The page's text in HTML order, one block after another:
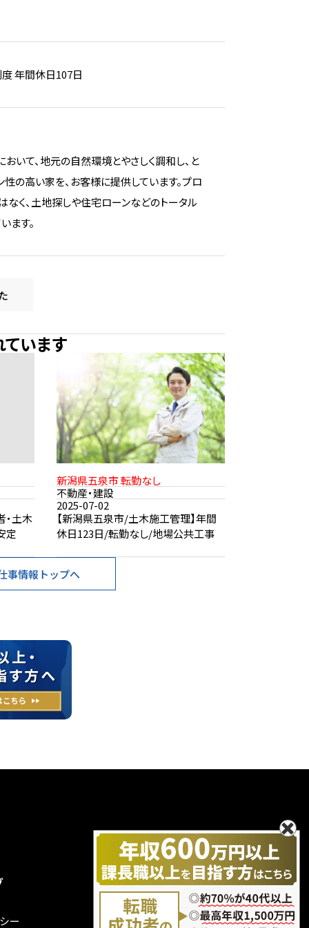
度 年間休日107日
いて、地元の自然環境とやさしく調和し、と
の高い家を、お客様に提供しています。プロ
なく、土地探しや住宅ローンなどのトータル
ます。
います
・土木
定
新潟県五泉市 転勤なし
不動産・建設
2025-07-02
【新潟県五泉市/土木施工管理】年間
休日123日/転勤なし/地場公共工事
事情報トップへ
ー
無料エントリー
お問い合わせ